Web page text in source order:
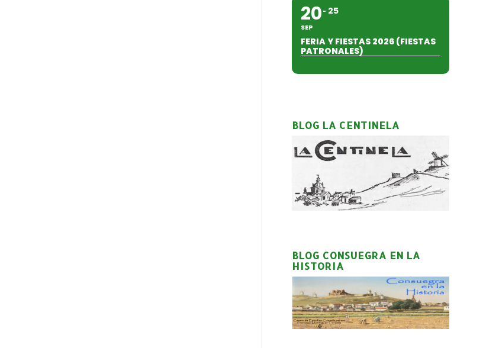
20
SEP
25
FERIA Y FIESTAS 2026 (FIESTAS
PATRONALES)
BLOG LA CENTINELA
BLOG CONSUEGRA EN LA
HISTORIA